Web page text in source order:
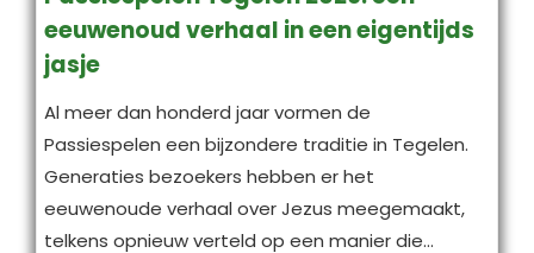
eeuwenoud verhaal in een eigentijds
jasje
Al meer dan honderd jaar vormen de
Passiespelen een bijzondere traditie in Tegelen.
Generaties bezoekers hebben er het
eeuwenoude verhaal over Jezus meegemaakt,
telkens opnieuw verteld op een manier die...